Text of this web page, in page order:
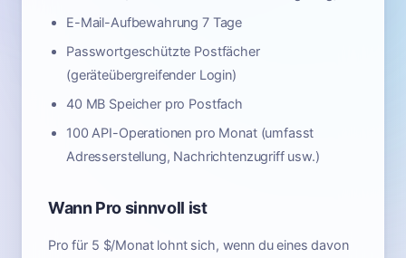
E-Mail-Aufbewahrung 7 Tage
Passwortgeschützte Postfächer
(geräteübergreifender Login)
40 MB Speicher pro Postfach
100 API-Operationen pro Monat (umfasst
Adresserstellung, Nachrichtenzugriff usw.)
Wann Pro sinnvoll ist
Pro für 5 $/Monat lohnt sich, wenn du eines davon